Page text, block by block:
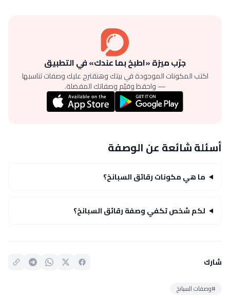
جرّب ميزة «اطبخ بما عندك» في التطبيق
اكتب المكونات الموجودة في بيتك وهنقترح عليك وصفات تناسبها
— واحفظ وقيّم وصفاتك المفضلة.
أسئلة شائعة عن الوصفة
ما هي مكونات رقائق السبانخ؟
لكم شخص تكفي وصفة رقائق السبانخ؟
شارك
#وصفات السبانخ